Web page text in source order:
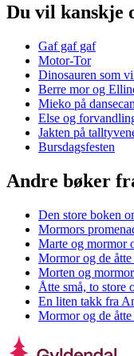
Du vil kanskje
Gaf gaf gaf
Motor-Tor
Dinosauren som
Berre mor og
Mieko på
Else og
Jakten på
Bursdagsfesten
Andre bøker
Den store boken
Mormors
Marte og mormor
Mormor og de
Morten og
Åtte små, to store
En liten takk fra
Mormor og de